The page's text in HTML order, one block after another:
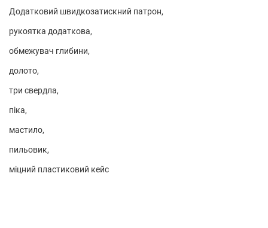
Додатковий швидкозатискний патрон,
рукоятка додаткова,
обмежувач глибини,
долото,
три свердла,
піка,
мастило,
пильовик,
міцний пластиковий кейс